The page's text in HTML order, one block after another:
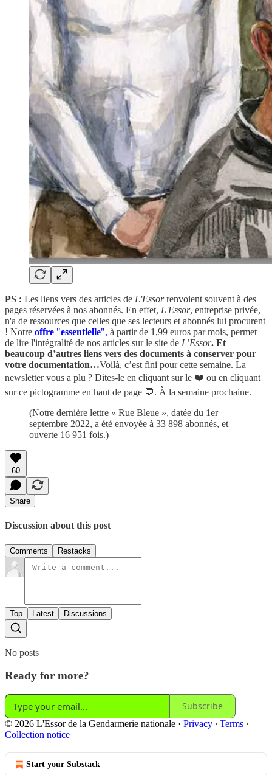
PS : Les liens vers des articles de L'Essorrenvoient souvent à des
pages réservées à nos abonnés. En effet, L'Essor, entreprise privée,
n'a de ressources que celles que ses lecteurs et abonnés lui procurent
! Notre offre "essentielle", à partir de 1,99 euros par mois, permet
de lire l'intégralité de nos articles sur le site de L’Essor. Et
beaucoup d’autres liens vers des documents à conserver pour
votre documentation…Voilà, c’est fini pour cette semaine. La
newsletter vous a plu ? Dites-le en cliquant sur le ❤️ ou en cliquant
sur ce pictogramme en haut de page 💬. À la semaine prochaine.
(Notre dernière lettre « Rue Bleue », datée du 1er
septembre 2022, a été envoyée à 33 898 abonnés, et
ouverte 16 951 fois.)
60
Share
Discussion about this post
Comments Restacks
Top Latest Discussions
No posts
Ready for more?
Subscribe
© 2026 L'Essor de la Gendarmerie nationale · Privacy ∙ Terms ∙
Collection notice
Start your Substack